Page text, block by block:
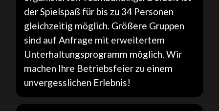
der Spielspaß für bis zu 34 Personen
gleichzeitig möglich. Größere Gruppen
sind auf Anfrage mit erweitertem
Unterhaltungsprogramm möglich. Wir
machen Ihre Betriebsfeier zu einem
unvergesslichen Erlebnis!